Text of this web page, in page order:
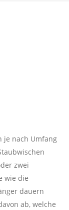
je nach Umfang
zwei
wie die
dauern
ab, welche